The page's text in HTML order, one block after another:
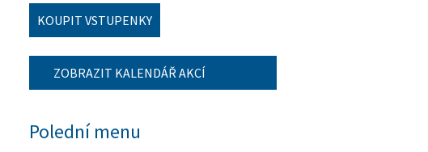
KOUPIT VSTUPENKY
ZOBRAZIT KALENDÁŘ AKCÍ
Polední menu